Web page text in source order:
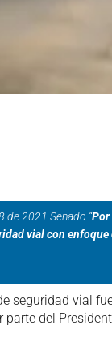
de 2021 Senado “Por
vial con enfoque
seguridad vial
del